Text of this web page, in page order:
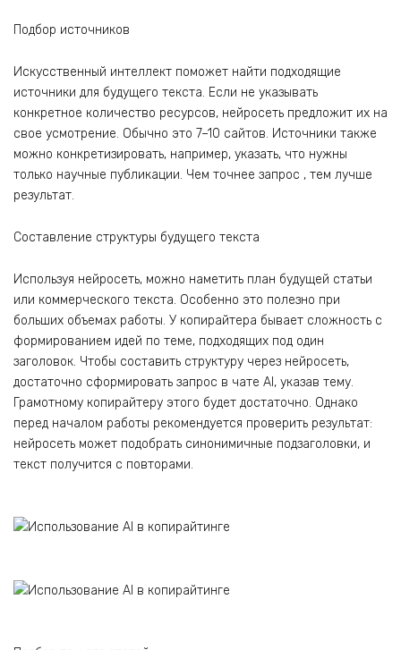
Подбор источников
Искусственный интеллект поможет найти подходящие
источники для будущего текста. Если не указывать
конкретное количество ресурсов, нейросеть предложит их на
свое усмотрение. Обычно это 7–10 сайтов. Источники также
можно конкретизировать, например, указать, что нужны
только научные публикации. Чем точнее запрос , тем лучше
результат.
Составление структуры будущего текста
Используя нейросеть, можно наметить план будущей статьи
или коммерческого текста. Особенно это полезно при
больших объемах работы. У копирайтера бывает сложность с
формированием идей по теме, подходящих под один
заголовок. Чтобы составить структуру через нейросеть,
достаточно сформировать запрос в чате AI, указав тему.
Грамотному копирайтеру этого будет достаточно. Однако
перед началом работы рекомендуется проверить результат:
нейросеть может подобрать синонимичные подзаголовки, и
текст получится с повторами.